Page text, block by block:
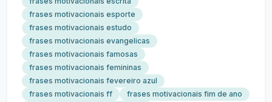
frases motivacionais esporte
frases motivacionais estudo
frases motivacionais evangelicas
frases motivacionais famosas
frases motivacionais femininas
frases motivacionais fevereiro azul
frases motivacionais ff
frases motivacionais fim de ano